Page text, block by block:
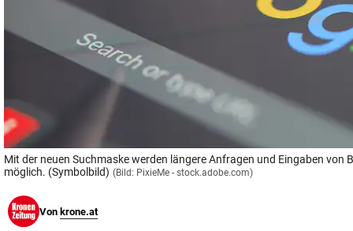
Mit der neuen Suchmaske werden längere Anfragen und Eingaben von
möglich. (Symbolbild) (Bild: PixieMe - stock.adobe.com)
Von krone.at